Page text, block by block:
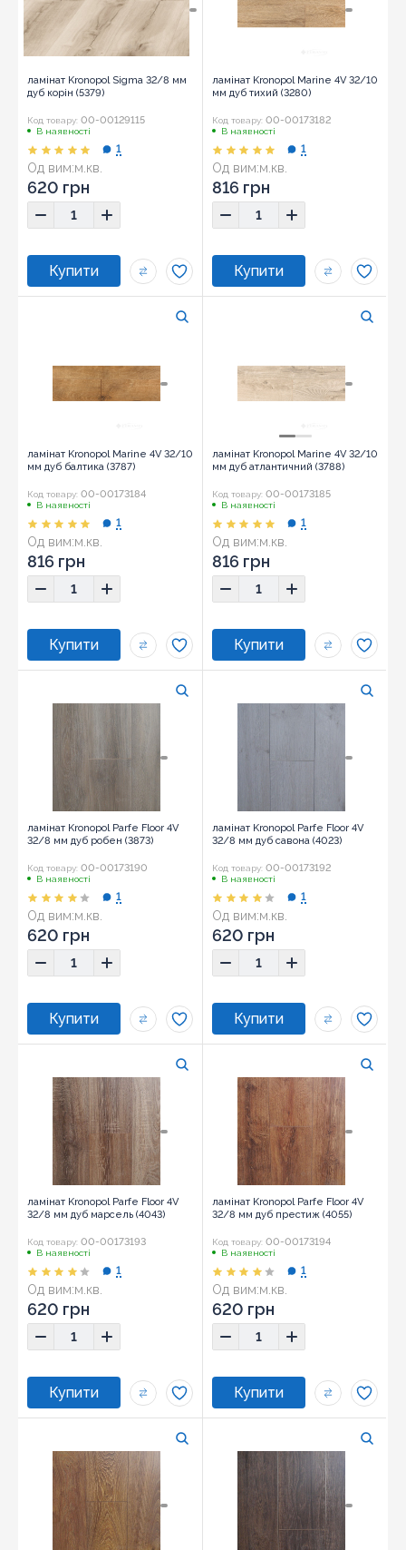
ламінат Kronopol Sigma 32/8 мм
дуб корін (5379)
Код товару: 00-00129115
В наявності
Од вим:м.кв.
1
620 грн
ламінат Kronopol Marine 4V 32/10
мм дуб тихий (3280)
Код товару: 00-00173182
В наявності
Од вим:м.кв.
1
816 грн
ламінат Kronopol Marine 4V 32/10
мм дуб балтика (3787)
Код товару: 00-00173184
В наявності
Од вим:м.кв.
1
816 грн
ламінат Kronopol Marine 4V 32/10
мм дуб атлантичний (3788)
Код товару: 00-00173185
В наявності
Од вим:м.кв.
1
816 грн
ламінат Kronopol Parfe Floor 4V
32/8 мм дуб робен (3873)
Код товару: 00-00173190
В наявності
Од вим:м.кв.
1
620 грн
ламінат Kronopol Parfe Floor 4V
32/8 мм дуб савона (4023)
Код товару: 00-00173192
В наявності
Од вим:м.кв.
1
620 грн
ламінат Kronopol Parfe Floor 4V
32/8 мм дуб марсель (4043)
Код товару: 00-00173193
В наявності
Од вим:м.кв.
1
620 грн
ламінат Kronopol Parfe Floor 4V
32/8 мм дуб престиж (4055)
Код товару: 00-00173194
В наявності
Од вим:м.кв.
1
620 грн